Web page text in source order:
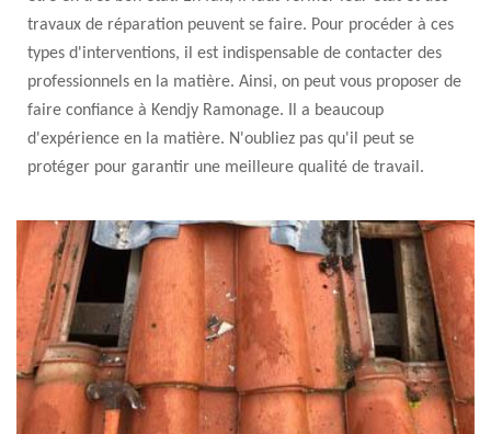
travaux de réparation peuvent se faire. Pour procéder à ces
types d'interventions, il est indispensable de contacter des
professionnels en la matière. Ainsi, on peut vous proposer de
faire confiance à Kendjy Ramonage. Il a beaucoup
d'expérience en la matière. N'oubliez pas qu'il peut se
protéger pour garantir une meilleure qualité de travail.